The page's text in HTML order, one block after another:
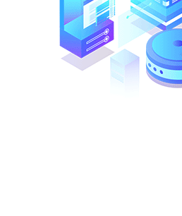
四、响应文件递交
递交截止时间（开标时间）：(略)
递交方式：(略)
开标地点：(略)
上传标书时，单个文件大小不超过(